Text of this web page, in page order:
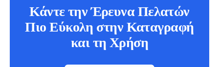
Κάντε την Έρευνα Πελατών
Πιο Εύκολη στην Καταγραφή
και τη Χρήση